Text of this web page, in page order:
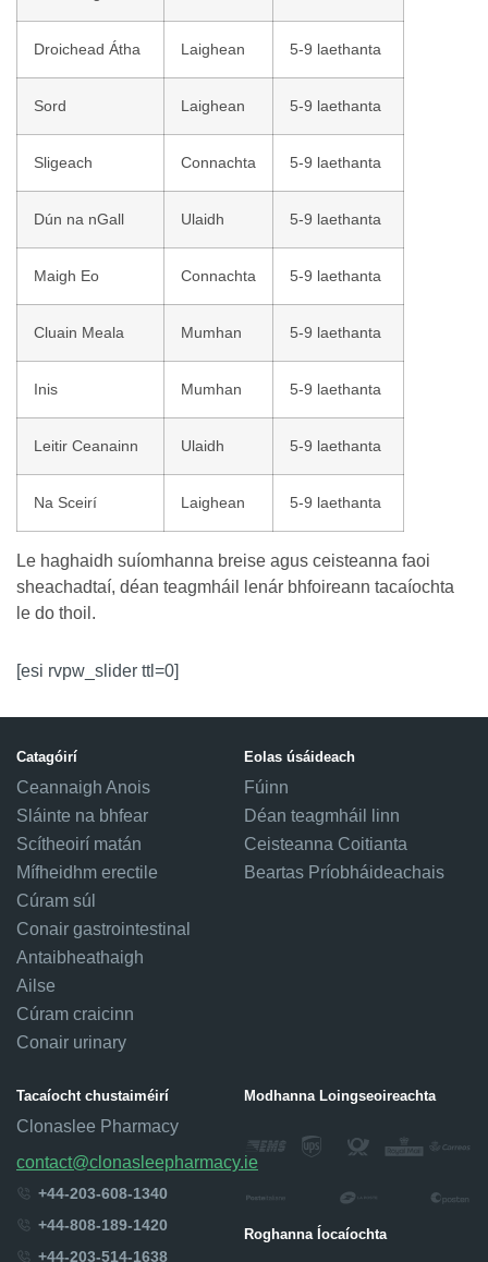
Droichead Átha Laighean 5-9 laethanta
Sord Laighean 5-9 laethanta
Sligeach Connachta 5-9 laethanta
Dún na nGall Ulaidh 5-9 laethanta
Maigh Eo Connachta 5-9 laethanta
Cluain Meala Mumhan 5-9 laethanta
Inis Mumhan 5-9 laethanta
Leitir Ceanainn Ulaidh 5-9 laethanta
Na Sceirí Laighean 5-9 laethanta
Le haghaidh suíomhanna breise agus ceisteanna faoi
sheachadtaí, déan teagmháil lenár bhfoireann tacaíochta
le do thoil.
[esi rvpw_slider ttl=0]
Catagóirí
Ceannaigh Anois
Sláinte na bhfear
Scítheoirí matán
Mífheidhm erectile
Cúram súl
Conair gastrointestinal
Antaibheathaigh
Ailse
Cúram craicinn
Conair urinary
Eolas úsáideach
Fúinn
Déan teagmháil linn
Ceisteanna Coitianta
Beartas Príobháideachais
Tacaíocht chustaiméirí
Clonaslee Pharmacy
contact@clonasleepharmacy.ie
+44-203-608-1340
+44-808-189-1420
+44-203-514-1638
Modhanna Loingseoireachta
Roghanna Íocaíochta